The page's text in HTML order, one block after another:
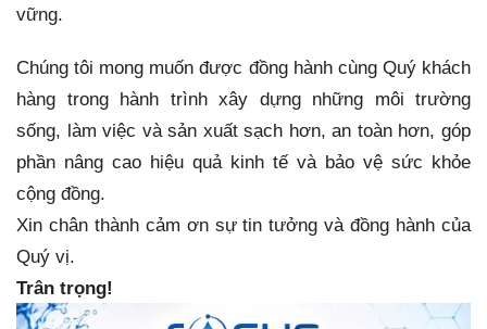
vững.
Chúng tôi mong muốn được đồng hành cùng Quý khách
hàng trong hành trình xây dựng những môi trường
sống, làm việc và sản xuất sạch hơn, an toàn hơn, góp
phần nâng cao hiệu quả kinh tế và bảo vệ sức khỏe
cộng đồng.
Xin chân thành cảm ơn sự tin tưởng và đồng hành của
Quý vị.
Trân trọng!